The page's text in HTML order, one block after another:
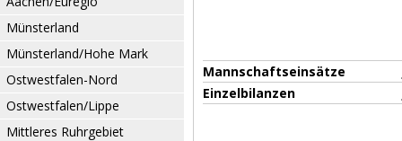
Münsterland
Münsterland/Hohe Mark
Ostwestfalen-Nord
Ostwestfalen/Lippe
Mittleres Ruhrgebiet
Mannschaftseinsätze
Einzelbilanzen